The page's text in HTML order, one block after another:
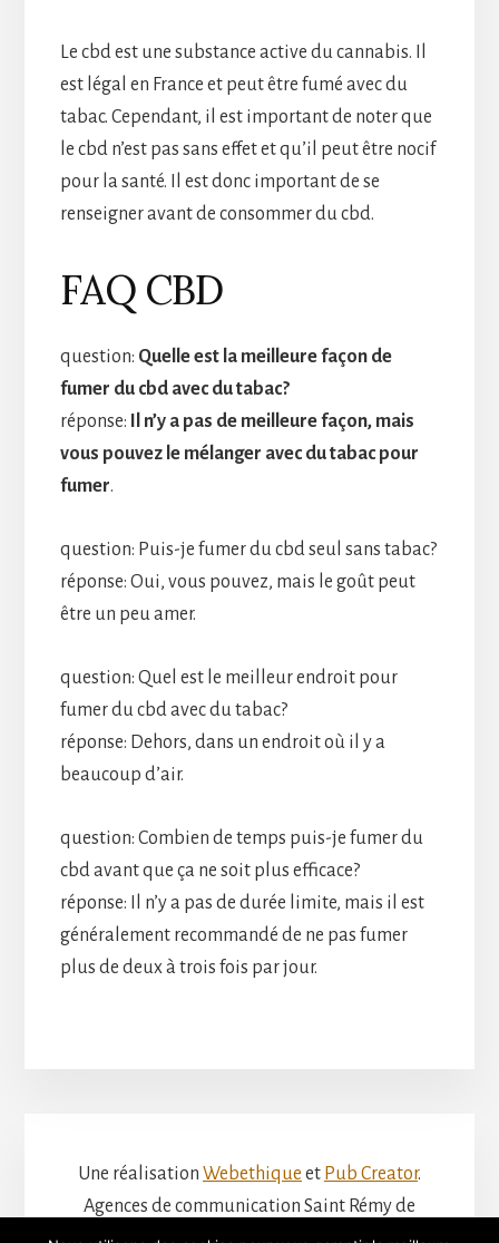
Le cbd est une substance active du cannabis. Il
est légal en France et peut être fumé avec du
tabac. Cependant, il est important de noter que
le cbd n’est pas sans effet et qu’il peut être nocif
pour la santé. Il est donc important de se
renseigner avant de consommer du cbd.
FAQ CBD
question: Quelle est la meilleure façon de
fumer du cbd avec du tabac?
réponse:
Il n’y a pas de meilleure façon, mais
vous pouvez le mélanger avec du tabac pour
fumer.
question: Puis-je fumer du cbd seul sans tabac?
réponse: Oui, vous pouvez, mais le goût peut
être un peu amer.
question: Quel est le meilleur endroit pour
fumer du cbd avec du tabac?
réponse: Dehors, dans un endroit où il y a
beaucoup d’air.
question: Combien de temps puis-je fumer du
cbd avant que ça ne soit plus efficace?
réponse: Il n’y a pas de durée limite, mais il est
généralement recommandé de ne pas fumer
plus de deux à trois fois par jour.
Une réalisation Webethique et Pub Creator.
Agences de communication Saint Rémy de
Provence